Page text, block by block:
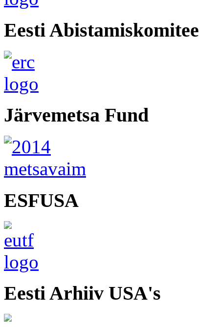
Eesti Abistamiskomitee
Järvemetsa Fund
ESFUSA
Eesti Arhiiv USA's